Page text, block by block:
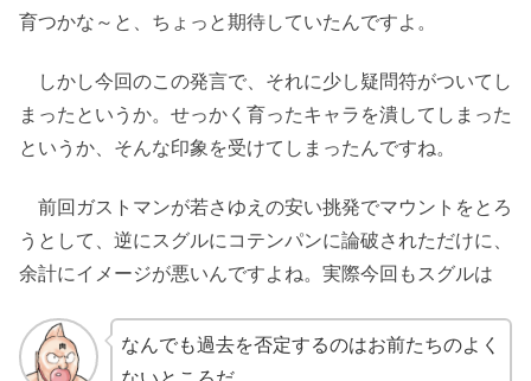
育つかな～と、ちょっと期待していたんですよ。
しかし今回のこの発言で、それに少し疑問符がついてし
まったというか。せっかく育ったキャラを潰してしまった
というか、そんな印象を受けてしまったんですね。
前回ガストマンが若さゆえの安い挑発でマウントをとろ
うとして、逆にスグルにコテンパンに論破されただけに、
余計にイメージが悪いんですよね。実際今回もスグルは
なんでも過去を否定するのはお前たちのよく